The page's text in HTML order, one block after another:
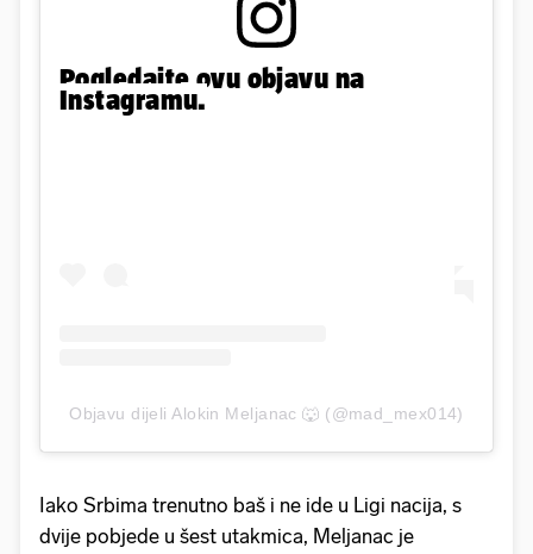
Pogledajte ovu objavu na
Instagramu.
Objavu dijeli Alokin Meljanac 🐺 (@mad_mex014)
Iako Srbima trenutno baš i ne ide u Ligi nacija, s
dvije pobjede u šest utakmica, Meljanac je